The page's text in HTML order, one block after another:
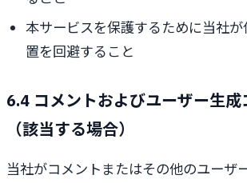
本サービスを保護するために当社
置を回避すること
6.4 コメントおよびユーザー生成
（該当する場合）
当社がコメントまたはその他のユーザ